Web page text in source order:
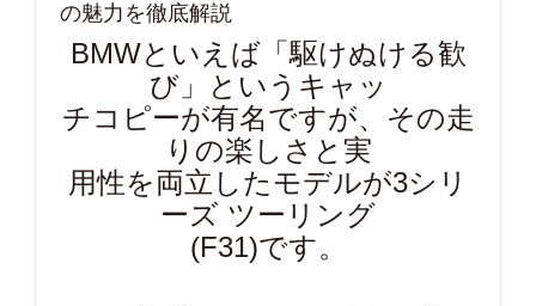
の魅力を徹底解説
BMWといえば「駆けぬける歓
び」というキャッ
チコピーが有名ですが、その走
りの楽しさと実
用性を両立したモデルが3シリ
ーズ ツーリング
(F31)です。